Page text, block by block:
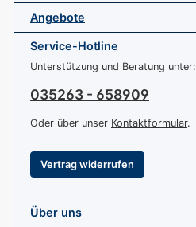
Angebote
Service-Hotline
Unterstützung und Beratung unter:
035263 - 658909
Oder über unser Kontaktformular.
Vertrag widerrufen
Über uns